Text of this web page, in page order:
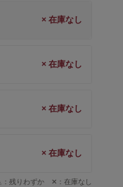
×
×
×
×
残りわずか ✕：在庫なし